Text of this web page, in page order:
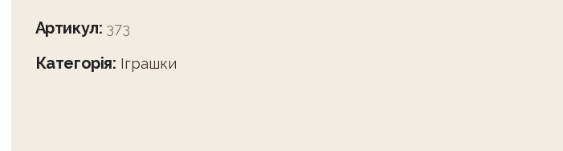
Артикул: 373
Категорія: Іграшки